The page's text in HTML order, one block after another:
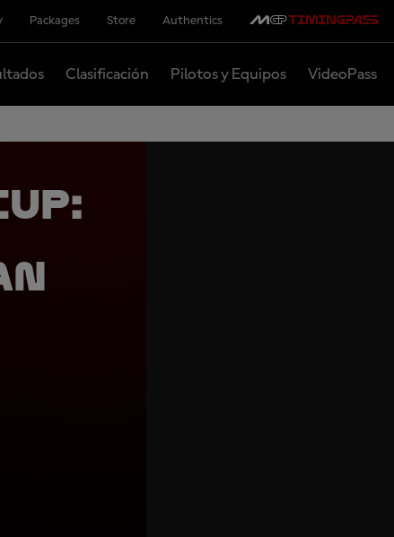
Packages Store Authentics
Clasificación Pilotos y Equipos VideoPass